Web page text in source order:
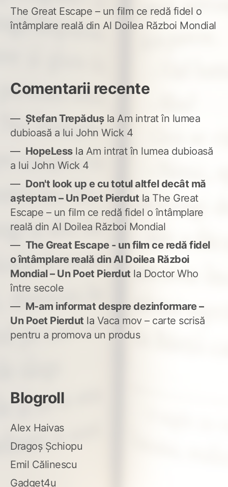
The Great Escape – un film ce redă fidel o
întâmplare reală din Al Doilea Război Mondial
Comentarii recente
Ștefan Trepădușla Am intrat în lumea
dubioasă a lui John Wick 4
HopeLessla Am intrat în lumea dubioasă
a lui John Wick 4
Don't look up e cu totul altfel decât mă
așteptam – Un Poet Pierdut la The Great
Escape – un film ce redă fidel o întâmplare
reală din Al Doilea Război Mondial
The Great Escape - un film ce redă fidel
o întâmplare reală din Al Doilea Război
Mondial – Un Poet Pierdut la Doctor Who
între secole
M-am informat despre dezinformare –
Un Poet Pierdut la Vaca mov – carte scrisă
pentru a promova un produs
Blogroll
Alex Haivas
Dragoș Șchiopu
Emil Călinescu
Gadget4u